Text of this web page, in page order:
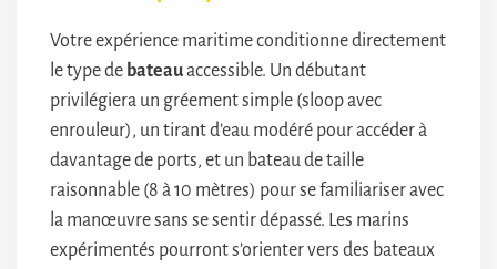
Votre expérience maritime conditionne directement
le type de bateauaccessible. Un débutant
privilégiera un gréement simple (sloop avec
enrouleur), un tirant d’eau modéré pour accéder à
davantage de ports, et un bateau de taille
raisonnable (8 à 10 mètres) pour se familiariser avec
la manœuvre sans se sentir dépassé. Les marins
expérimentés pourront s’orienter vers des bateaux